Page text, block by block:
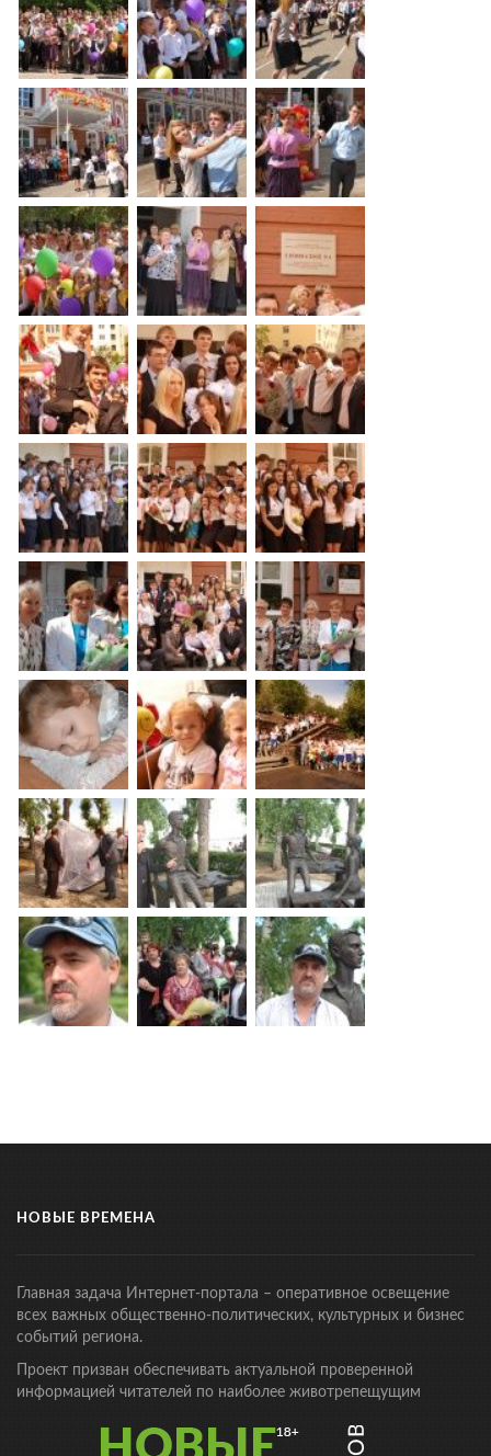
НОВЫЕ ВРЕМЕНА
Главная задача Интернет-портала – оперативное освещение
всех важных общественно-политических, культурных и бизнес
событий региона.
Проект призван обеспечивать актуальной проверенной
информацией читателей по наиболее животрепещущим